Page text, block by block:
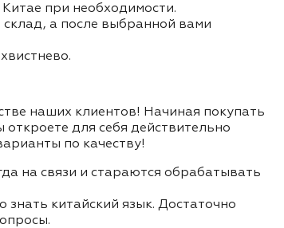
при необходимости.
а после выбранной вами
наших клиентов! Начиная покупать
для себя действительно
по качеству!
на связи и стараются обрабатывать
китайский язык. Достаточно